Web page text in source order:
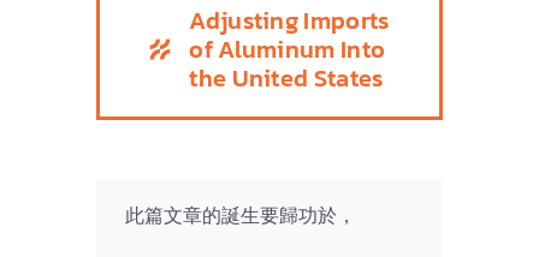
Adjusting Imports
of Aluminum Into
the United States
此篇文章的誕生要歸功於，